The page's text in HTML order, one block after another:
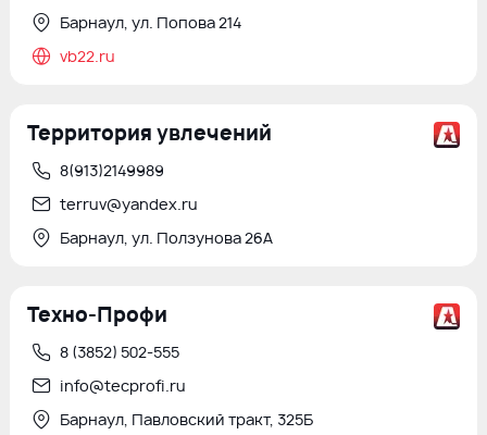
Барнаул, ул. Попова 214
vb22.ru
Территория увлечений
8(913)2149989
terruv@yandex.ru
Барнаул, ул. Ползунова 26А
Техно-Профи
8 (3852) 502-555
info@tecprofi.ru
Барнаул, Павловский тракт, 325Б